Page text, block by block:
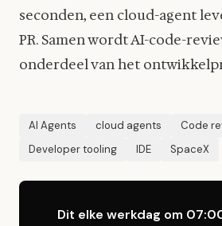
seconden, een cloud-agent
PR. Samen wordt AI-code-
onderdeel van het
AI Agents cloud agents Code
Developer tooling
IDE SpaceX
Dit elke werkdag om